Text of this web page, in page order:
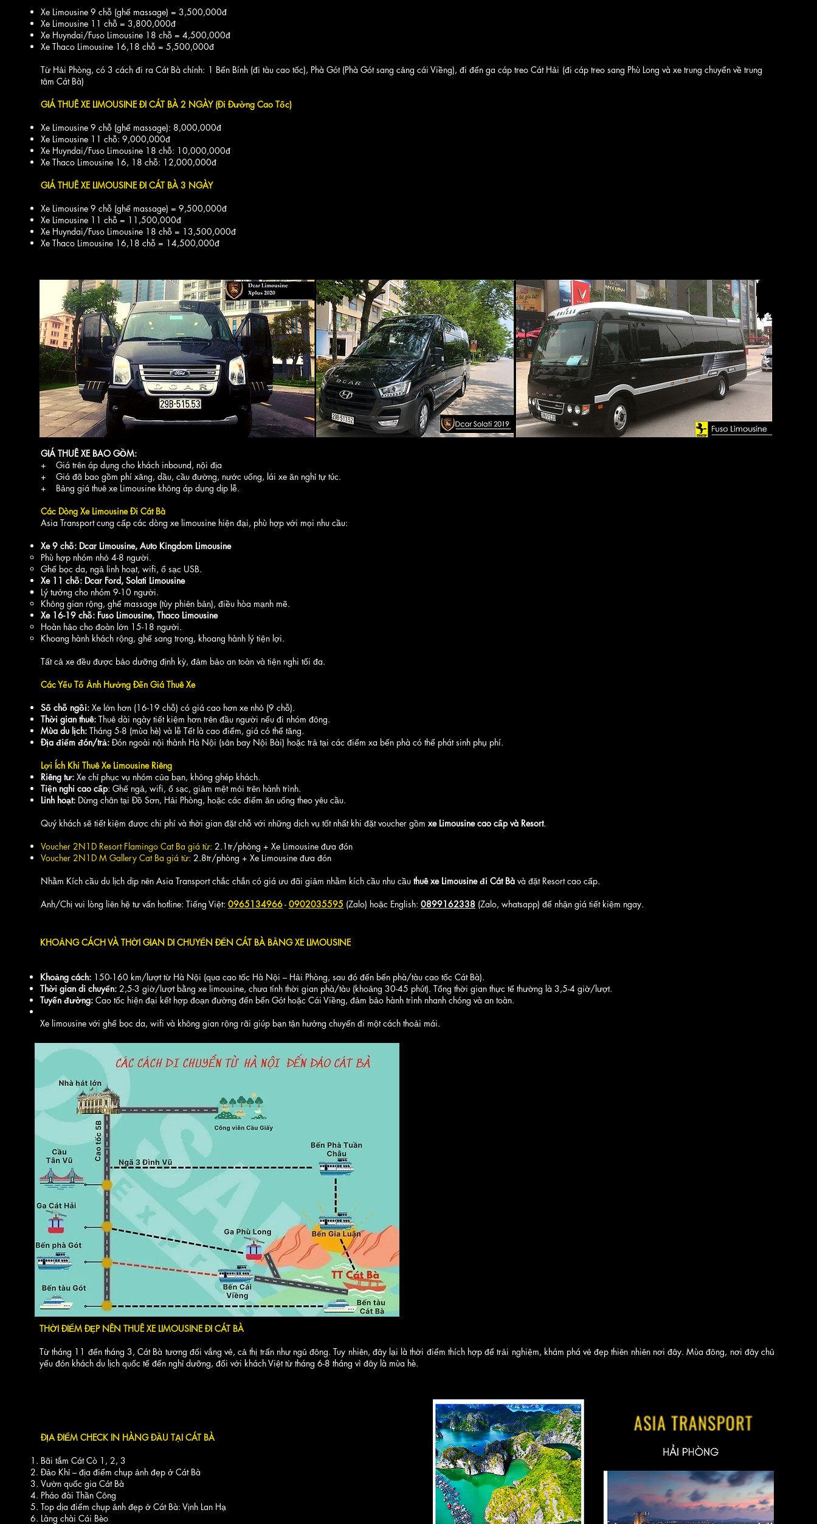
Xe Limousine 9 chỗ (ghế massage) = 3,500,000đ
Xe Limousine 11 chỗ = 3,800,000đ
Xe Huyndai/Fuso Limousine 18 chỗ = 4,500,000đ
Xe Thaco Limousine 16,18 chỗ = 5,500,000đ
​Từ Hải Phòng, có 3 cách đi ra Cát Bà chính: 1 Bến Bính (đi tàu cao tốc), Phà Gót (Phà Gót sang cảng cái Viềng), đi đến ga cáp treo Cát Hải (đi cáp treo sang Phù Long và xe trung chuyển về trung
tâm Cát Bà)
GIÁ THUÊ XE LIMOUSINE ĐI CÁT BÀ 2 NGÀY (Đi Đường Cao Tốc)
Xe Limousine 9 chỗ (ghế massage): 8,000,000đ
Xe Limousine 11 chỗ: 9,000,000đ
Xe Huyndai/Fuso Limousine 18 chỗ: 10,000,000đ
Xe Thaco Limousine 16, 18 chỗ: 12,000,000đ
GIÁ THUÊ XE LIMOUSINE ĐI CÁT BÀ 3 NGÀY
Xe Limousine 9 chỗ (ghế massage) = 9,500,000đ
Xe Limousine 11 chỗ = 11,500,000đ
Xe Huyndai/Fuso Limousine 18 chỗ = 13,500,000đ
Xe Thaco Limousine 16,18 chỗ = 14,500,000đ
GIÁ THUÊ XE BAO GỒM:
+ Giá trên áp dụng cho khách inbound, nội địa
+ Giá đã bao gồm phí xăng, dầu, cầu đường, nước uống, lái xe ăn nghỉ tự túc.
+ Bảng giá thuê xe Limousine không áp dụng dịp lễ.
Các Dòng Xe Limousine Đi Cát Bà
Asia Transport cung cấp các dòng xe limousine hiện đại, phù hợp với mọi nhu cầu:
Xe 9 chỗ: Dcar Limousine, Auto Kingdom Limousine
Phù hợp nhóm nhỏ 4-8 người.
Ghế bọc da, ngả linh hoạt, wifi, ổ sạc USB.
Xe 11 chỗ: Dcar Ford, Solati Limousine
Lý tưởng cho nhóm 9-10 người.
Không gian rộng, ghế massage (tùy phiên bản), điều hòa mạnh mẽ.
Xe 16-19 chỗ: Fuso Limousine, Thaco Limousine
Hoàn hảo cho đoàn lớn 15-18 người.
Khoang hành khách rộng, ghế sang trọng, khoang hành lý tiện lợi.
Tất cả xe đều được bảo dưỡng định kỳ, đảm bảo an toàn và tiện nghi tối đa.
Các Yếu Tố Ảnh Hưởng Đến Giá Thuê Xe
Số chỗ ngồi: Xe lớn hơn (16-19 chỗ) có giá cao hơn xe nhỏ (9 chỗ).
Thời gian thuê: Thuê dài ngày tiết kiệm hơn trên đầu người nếu đi nhóm đông.
Mùa du lịch: Tháng 5-8 (mùa hè) và lễ Tết là cao điểm, giá có thể tăng.
Địa điểm đón/trả: Đón ngoài nội thành Hà Nội (sân bay Nội Bài) hoặc trả tại các điểm xa bến phà có thể phát sinh phụ phí.
Lợi Ích Khi Thuê Xe Limousine Riêng
Riêng tư: Xe chỉ phục vụ nhóm của bạn, không ghép khách.
Tiện nghi cao cấp: Ghế ngả, wifi, ổ sạc, giảm mệt mỏi trên hành trình.
Linh hoạt: Dừng chân tại Đồ Sơn, Hải Phòng, hoặc các điểm ăn uống theo yêu cầu.
Quý khách sẽ tiết kiệm được chi phí và thời gian đặt chỗ với những dịch vụ tốt nhất khi đặt voucher gồm xe Limousine cao cấp và Resort.
Voucher 2N1D Resort Flamingo Cat Ba giá từ: 2.1tr/phòng + Xe Limousine đưa đón
Voucher 2N1D M Gallery Cat Ba giá từ: 2.8tr/phòng + Xe Limousine đưa đón
Nhằm Kích cầu du lịch dịp nên Asia Transport chắc chắn có giá ưu đãi giảm nhằm kích cầu nhu cầu thuê xe Limousine đi Cát Bà và đặt Resort cao cấp.
Anh/Chị vui lòng liên hệ tư vấn hotline: Tiếng Việt: 0965134966- 0902035595 (Zalo) hoặc English: 0899162338 (Zalo, whatsapp) để nhận giá tiết kiệm ngay.
KHOẢNG CÁCH VÀ THỜI GIAN DI CHUYỂN ĐẾN CÁT BÀ BẰNG XE LIMOUSINE
Khoảng cách: 150-160 km/lượt từ Hà Nội (qua cao tốc Hà Nội – Hải Phòng, sau đó đến bến phà/tàu cao tốc Cát Bà).
Thời gian di chuyển: 2,5-3 giờ/lượt bằng xe limousine, chưa tính thời gian phà/tàu (khoảng 30-45 phút). Tổng thời gian thực tế thường là 3,5-4 giờ/lượt.
Tuyến đường: Cao tốc hiện đại kết hợp đoạn đường đến bến Gót hoặc Cái Viềng, đảm bảo hành trình nhanh chóng và an toàn.
Xe limousine với ghế bọc da, wifi và không gian rộng rãi giúp bạn tận hưởng chuyến đi một cách thoải mái.
THỜI ĐIỂM ĐẸP NÊN THUÊ XE LIMOUSINE ĐI CÁT BÀ
Từ tháng 11 đến tháng 3, Cát Bà tương đối vắng vẻ, cả thị trấn như ngủ đông. Tuy nhiên, đây lại là thời điểm thích hợp để trải nghiệm, khám phá vẻ đẹp thiên nhiên nơi đây. Mùa đông, nơi đây chủ
yếu đón khách du lịch quốc tế đến nghỉ dưỡng, đối với khách Việt từ tháng 6-8 tháng vì đây là mùa hè.
ĐỊA ĐIỂM CHECK IN HÀNG ĐẦU TẠI CÁT BÀ
Bãi tắm Cát Cò 1, 2, 3
Đảo Khỉ – địa điểm chụp ảnh đẹp ở Cát Bà
Vườn quốc gia Cát Bà
Pháo đài Thần Công
Top dịa điểm chụp ảnh đẹp ở Cát Bà: Vịnh Lan Hạ
Làng chài Cái Bèo